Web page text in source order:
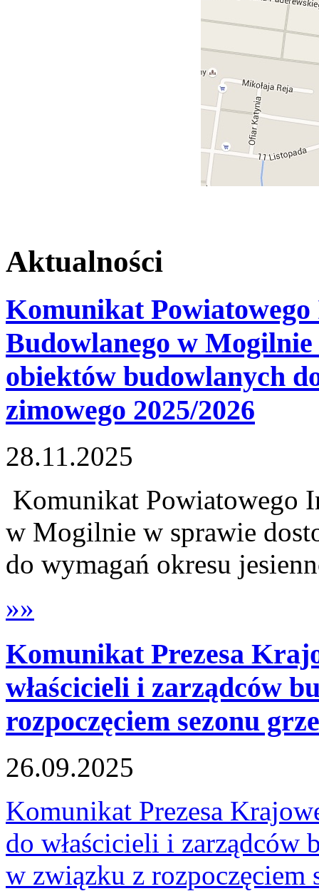
Aktualności
Komunikat
Budowlanego w
obiektów budowlanych
zimowego 2025/2026
28.11.2025
Komunikat Powiatowego
w Mogilnie w sprawie
do wymagań okresu
»»
Komunikat Prezesa
właścicieli i zarządców
rozpoczęciem sezonu
26.09.2025
Komunikat Prezesa
do właścicieli i zarządców
w związku z rozpoczęciem